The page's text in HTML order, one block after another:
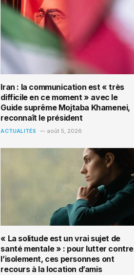
Iran : la communication est « très
difficile en ce moment » avec le
Guide suprême Mojtaba Khamenei,
reconnaît le président
ACTUALITÉS août 5, 2026
« La solitude est un vrai sujet de
santé mentale » : pour lutter contre
l’isolement, ces personnes ont
recours à la location d’amis